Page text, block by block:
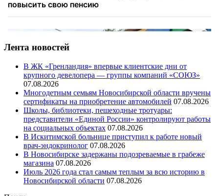
Лента новостей
В ЖК «Гренландия» впервые клиентские дни от
крупного девелопера — группы компаний «СОЮЗ»
07.08.2026
Многодетным семьям Новосибирской области вручены
сертификаты на приобретение автомобилей 07.08.2026
Школы, библиотеки, пешеходные тротуары:
представители «Единой России» контролируют работы
на социальных объектах 07.08.2026
В Искитимской больнице приступил к работе новый
врач-эндокринолог 07.08.2026
В Новосибирске задержаны подозреваемые в грабеже
магазина 07.08.2026
Июль 2026 года стал самым теплым за всю историю в
Новосибирской области 07.08.2026